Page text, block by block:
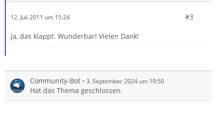
12. Juli 2011 um 15:24 #3
Ja, das klappt. Wunderbar! Vielen Dank!
Community-Bot 3. September 2024 um 19:50
Hat das Thema geschlossen.